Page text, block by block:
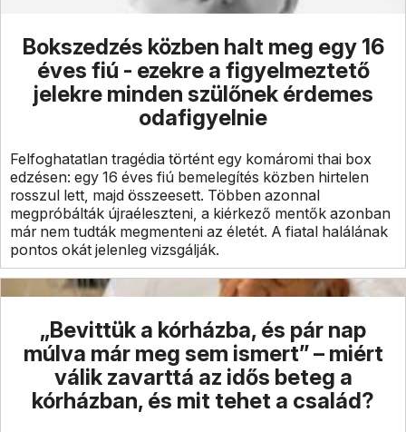
Bokszedzés közben halt meg egy 16
éves fiú - ezekre a figyelmeztető
jelekre minden szülőnek érdemes
odafigyelnie
Felfoghatatlan tragédia történt egy komáromi thai box
edzésen: egy 16 éves fiú bemelegítés közben hirtelen
rosszul lett, majd összeesett. Többen azonnal
megpróbálták újraéleszteni, a kiérkező mentők azonban
már nem tudták megmenteni az életét. A fiatal halálának
pontos okát jelenleg vizsgálják.
„Bevittük a kórházba, és pár nap
múlva már meg sem ismert” – miért
válik zavarttá az idős beteg a
kórházban, és mit tehet a család?